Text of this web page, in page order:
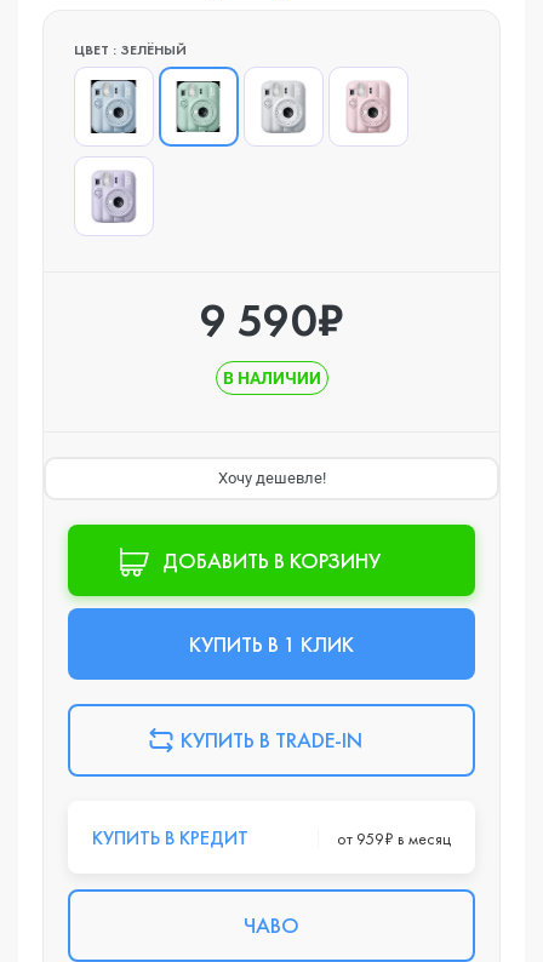
ЦВЕТ : ЗЕЛЁНЫЙ
9 590₽
В НАЛИЧИИ
Хочу дешевле!
ДОБАВИТЬ В КОРЗИНУ
КУПИТЬ В 1 КЛИК
КУПИТЬ В TRADE-IN
КУПИТЬ В КРЕДИТ от 959₽ в месяц
ЧАВО